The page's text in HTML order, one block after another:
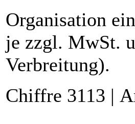
Organisation
je zzgl. MwSt.
Verbreitung).
Chiffre 3113 |